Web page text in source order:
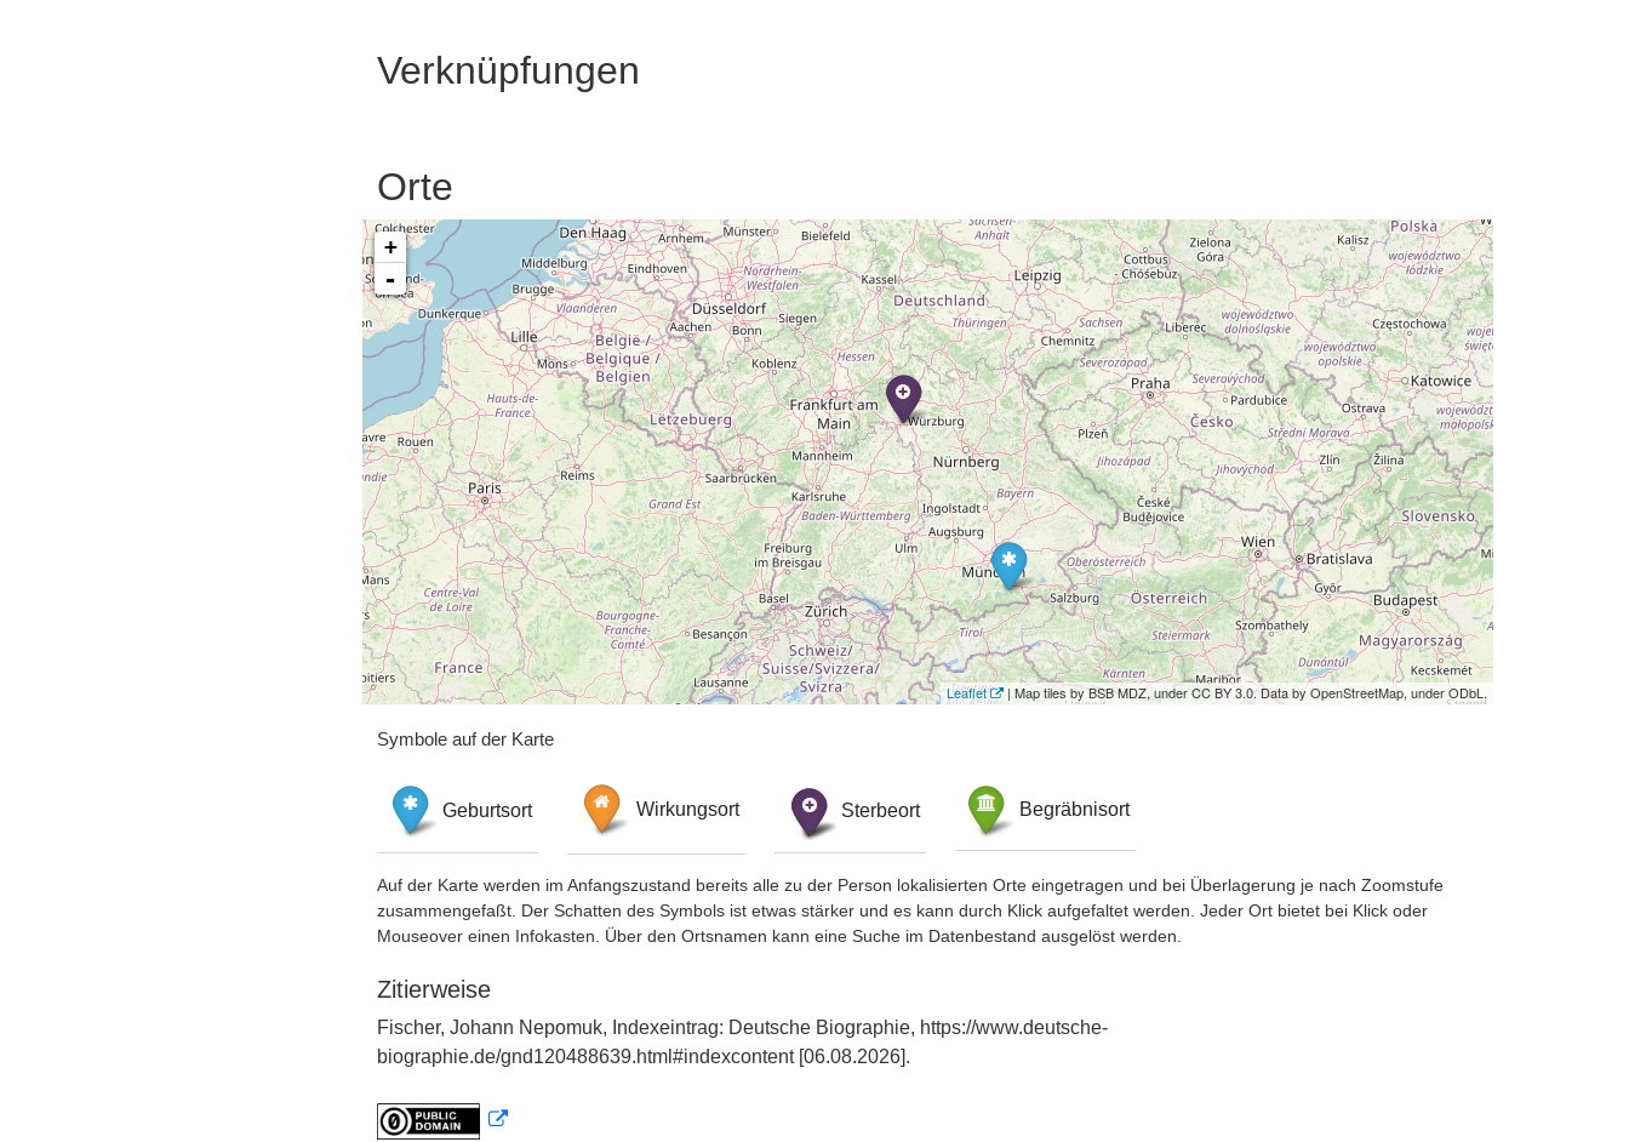
Verknüpfungen
Orte
+
-
Leaflet | Map tiles by BSB MDZ, under CC BY 3.0. Data by OpenStreetMap, under ODbL.
Symbole auf der Karte
Geburtsort Wirkungsort Sterbeort Begräbnisort
Auf der Karte werden im Anfangszustand bereits alle zu der Person lokalisierten Orte eingetragen und bei Überlagerung je nach Zoomstufe
zusammengefaßt. Der Schatten des Symbols ist etwas stärker und es kann durch Klick aufgefaltet werden. Jeder Ort bietet bei Klick oder
Mouseover einen Infokasten. Über den Ortsnamen kann eine Suche im Datenbestand ausgelöst werden.
Zitierweise
Fischer, Johann Nepomuk, Indexeintrag: Deutsche Biographie, https://www.deutsche-
biographie.de/gnd120488639.html#indexcontent [06.08.2026].